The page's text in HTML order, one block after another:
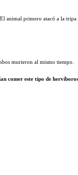
animal primero atacó a la
murieron al mismo tiempo.
comer este tipo de hervíboros